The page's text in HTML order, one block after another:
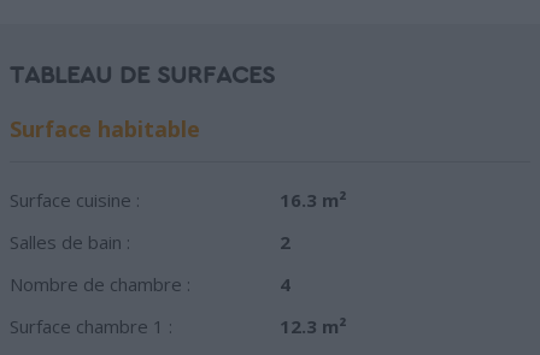
TABLEAU DE SURFACES
Surface habitable
Surface cuisine :
16.3 m²
Salles de bain :
2
Nombre de chambre :
4
Surface chambre 1 :
12.3 m²